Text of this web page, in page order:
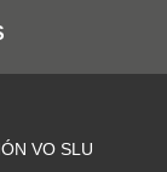
VO SLU